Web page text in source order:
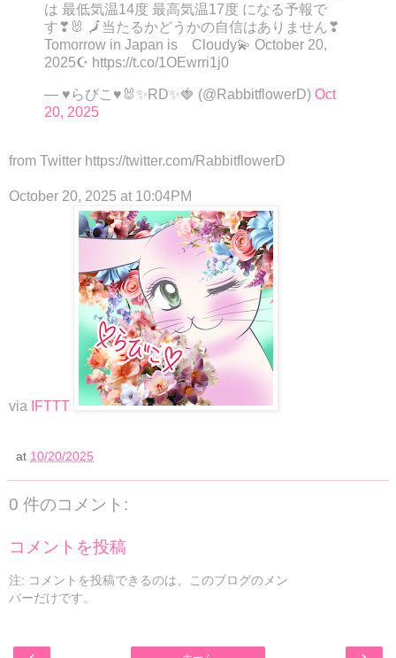
は 最低気温14度 最高気温17度 になる予報で
す❣🐰 🗾当たるかどうかの自信はありません❣
Tomorrow in Japan is Cloudy💫 October 20,
2025☪ https://t.co/1OEwrri1j0
— ♥らびこ♥🐰✨RD✨🍓 (@RabbitflowerD) Oct
20, 2025
from Twitter https://twitter.com/RabbitflowerD
October 20, 2025 at 10:04PM
via IFTTT
at 10/20/2025
0 件のコメント:
コメントを投稿
注: コメントを投稿できるのは、このブログのメン
バーだけです。